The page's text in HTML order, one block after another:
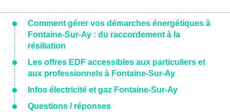
Comment gérer vos démarches énergétiques à
Fontaine-Sur-Ay : du raccordement à la
résiliation
Les offres EDF accessibles aux particuliers et
aux professionnels à Fontaine-Sur-Ay
Infos électricité et gaz Fontaine-Sur-Ay
Questions / réponses